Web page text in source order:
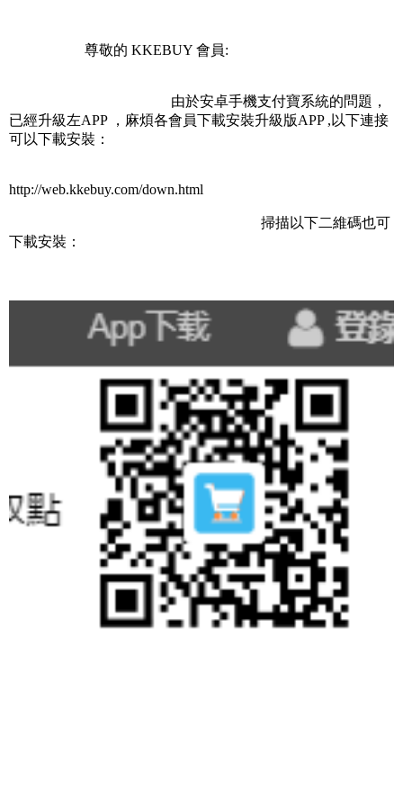
尊敬的 KKEBUY 會員:
由於安卓手機支付寶系統的問題，
已經升級左APP ，麻煩各會員下載安裝升級版APP ,以下連接
可以下載安裝：
http://web.kkebuy.com/down.html
掃描以下二維碼也可
下載安裝：